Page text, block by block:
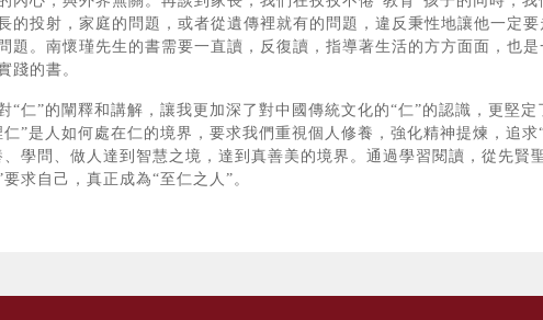
的投射，家庭的問題，或者從遺傳裡就有的問題，違反秉性地讓他一定
題。南懷瑾先生的書需要一直讀，反復讀，指導著生活的方方面面，也
踐的書。
“仁”的闡釋和講解，讓我更加深了對中國傳統文化的“仁”的認識，更堅
仁”是人如何處在仁的境界，要求我們重視個人修養，強化精神提煉，追
、學問、做人達到智慧之境，達到真善美的境界。通過學習閱讀，從先賢
求自己，真正成為“至仁之人”。